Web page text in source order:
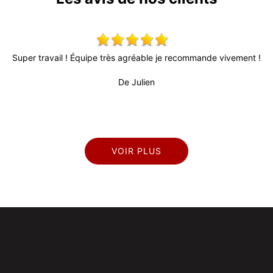
Super travail ! Équipe très agréable je recommande vivement !
De Julien
VOIR PLUS